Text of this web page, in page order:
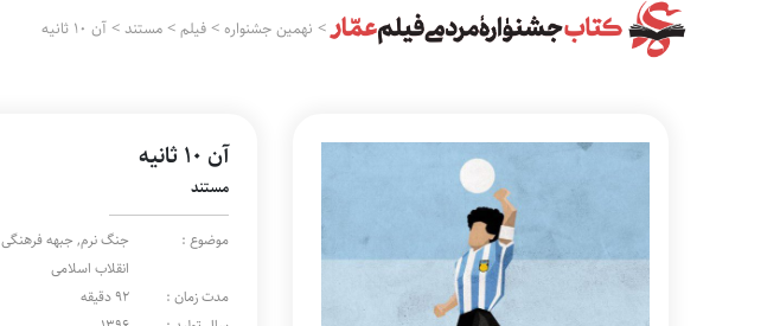
> نهمین جشنواره >فیلم >مستند >آن ۱۰ ثانیه
آن ۱۰ ثانیه
مستند
موضوع :
جنگ نرم, جبهه فرهنگی
انقلاب اسلامی
مدت زمان :
92 دقیقه